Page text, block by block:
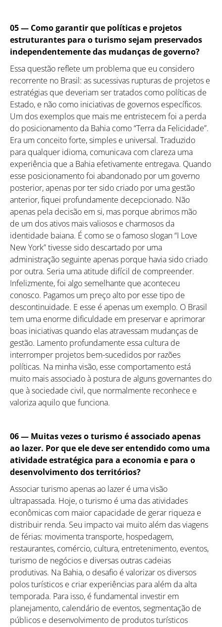
Como utilizar
05 — Como garantir que políticas e projetos
estruturantes para o turismo sejam preservados
independentemente das mudanças de governo?
Essa questão reflete um problema que eu considero
recorrente no Brasil: as sucessivas rupturas de projetos e
estratégias que deveriam ser tratados como políticas de
Estado, e não como iniciativas de governos específicos.
Um dos exemplos que mais me entristecem foi a perda
do posicionamento da Bahia como “Terra da Felicidade”.
Era um conceito forte, simples e universal. Traduzido
para qualquer idioma, comunicava com clareza uma
experiência que a Bahia efetivamente entregava. Quando
esse posicionamento foi abandonado por um governo
posterior, apenas por ter sido criado por uma gestão
anterior, fiquei profundamente decepcionado. Não
apenas pela decisão em si, mas porque abrimos mão
de um dos ativos mais valiosos e charmosos da
identidade baiana. É como se o famoso slogan “I Love
New York” tivesse sido descartado por uma
administração seguinte apenas porque havia sido criado
por outra. Seria uma atitude difícil de compreender.
Infelizmente, foi algo semelhante que aconteceu
conosco. Pagamos um preço alto por esse tipo de
descontinuidade. E esse é apenas um exemplo. O Brasil
tem uma enorme dificuldade em preservar e aprimorar
boas iniciativas quando elas atravessam mudanças de
gestão. Lamento profundamente essa cultura de
interromper projetos bem-sucedidos por razões
políticas. Na minha visão, esse comportamento está
muito mais associado à postura de alguns governantes do
que à sociedade civil, que normalmente reconhece e
valoriza aquilo que funciona.
06 — Muitas vezes o turismo é associado apenas
ao lazer. Por que ele deve ser entendido como uma
atividade estratégica para a economia e para o
desenvolvimento dos territórios?
Associar turismo apenas ao lazer é uma visão
ultrapassada. Hoje, o turismo é uma das atividades
econômicas com maior capacidade de gerar riqueza e
distribuir renda. Seu impacto vai muito além das viagens
de férias: movimenta transporte, hospedagem,
restaurantes, comércio, cultura, entretenimento, eventos,
turismo de negócios e diversas outras cadeias
produtivas. Na Bahia, o desafio é valorizar os diversos
polos turísticos e criar experiências para além da alta
temporada. Para isso, é fundamental investir em
planejamento, calendário de eventos, segmentação de
públicos e desenvolvimento de produtos turísticos